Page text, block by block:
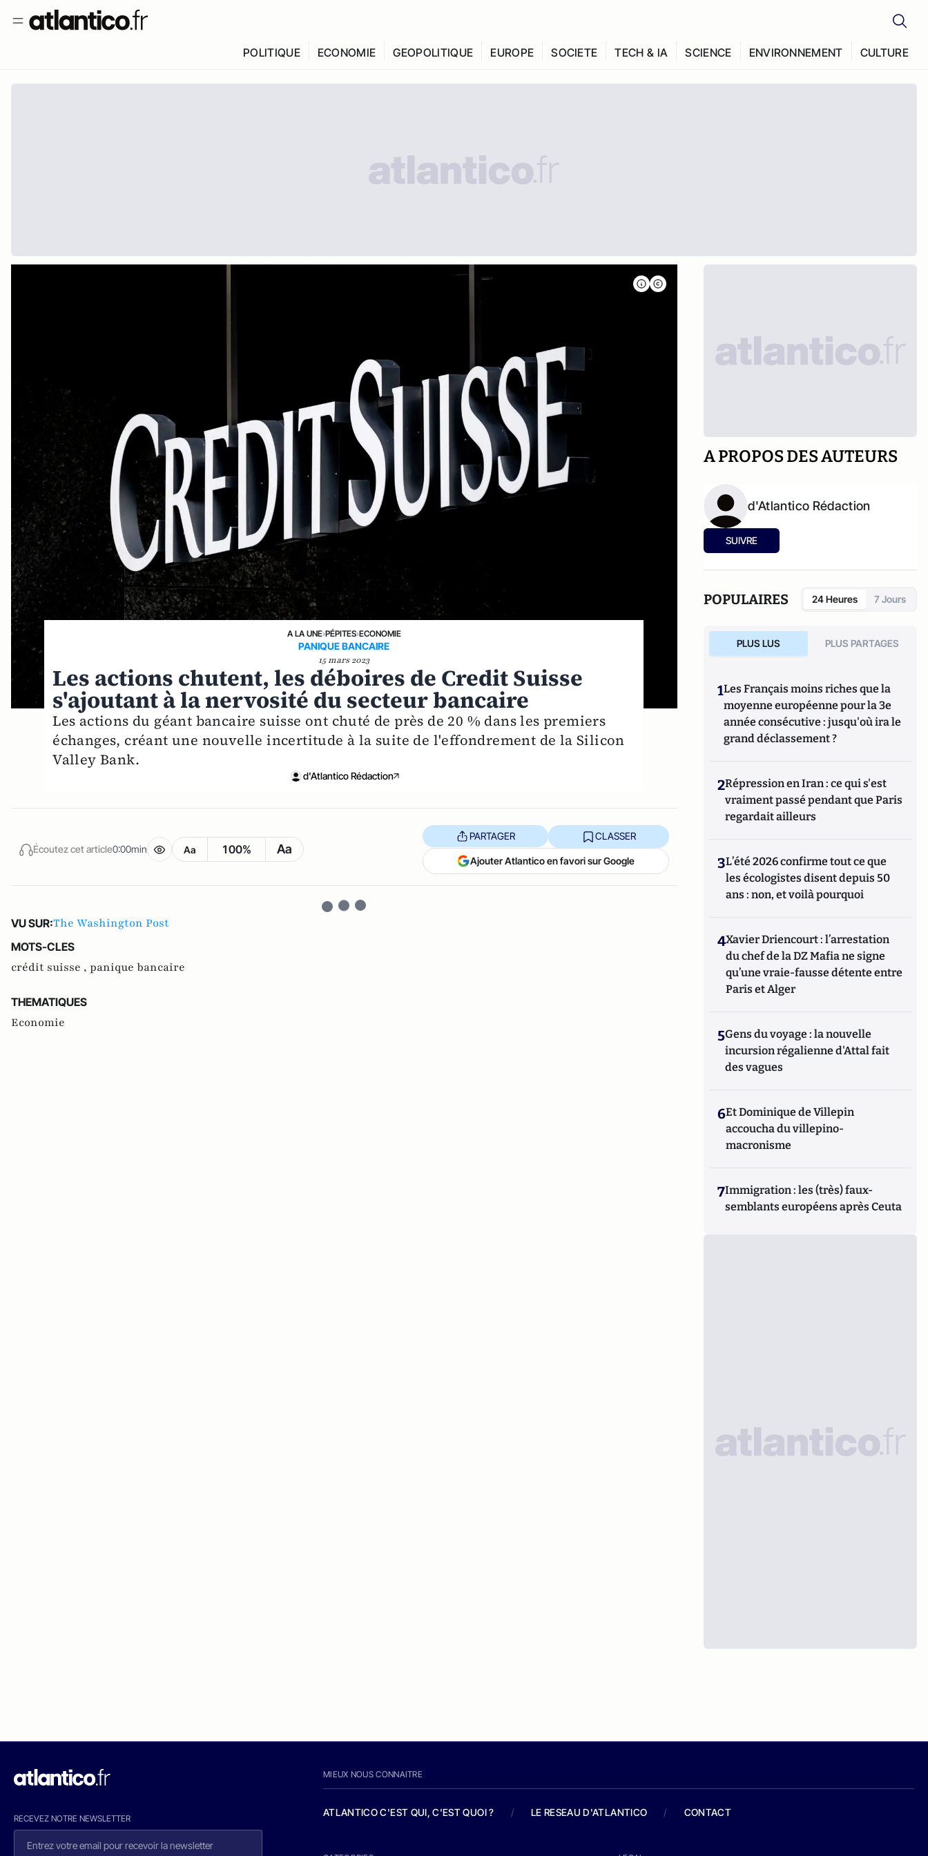
POLITIQUE ECONOMIE GEOPOLITIQUE EUROPE SOCIETE TECH & IA SCIENCE ENVIRONNEMENT CULTURE
A LA UNE›PÉPITES›ECONOMIE
PANIQUE BANCAIRE
15 mars 2023
Les actions chutent, les déboires de Credit Suisse
s'ajoutant à la nervosité du secteur bancaire
Les actions du géant bancaire suisse ont chuté de près de 20 % dans les premiers
échanges, créant une nouvelle incertitude à la suite de l'effondrement de la Silicon
Valley Bank.
d'Atlantico Rédaction
Écoutez cet article0:00min Aa 100% Aa
PARTAGER CLASSER
Ajouter Atlantico en favori sur Google
VU SUR:The Washington Post
MOTS-CLES
crédit suisse , panique bancaire
THEMATIQUES
Economie
A PROPOS DES AUTEURS
d'Atlantico Rédaction
SUIVRE
POPULAIRES 24 Heures 7 Jours
PLUS LUS PLUS PARTAGES
1Les Français moins riches que la
moyenne européenne pour la 3e
année consécutive : jusqu'où ira le
grand déclassement ?
2Répression en Iran : ce qui s'est
vraiment passé pendant que Paris
regardait ailleurs
3L’été 2026 confirme tout ce que
les écologistes disent depuis 50
ans : non, et voilà pourquoi
4Xavier Driencourt : l’arrestation
du chef de la DZ Mafia ne signe
qu’une vraie-fausse détente entre
Paris et Alger
5Gens du voyage : la nouvelle
incursion régalienne d'Attal fait
des vagues
6Et Dominique de Villepin
accoucha du villepino-
macronisme
7Immigration : les (très) faux-
semblants européens après Ceuta
RECEVEZ NOTRE NEWSLETTER
MIEUX NOUS CONNAITRE
ATLANTICO C'EST QUI, C'EST QUOI ? / LE RESEAU D'ATLANTICO / CONTACT